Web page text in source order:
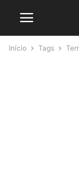
Início Tags